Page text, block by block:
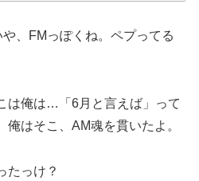
や、FMっぽくね。ペプってる
は俺は…「6月と言えば」って
はそこ、AM魂を貫いたよ。
たっけ？